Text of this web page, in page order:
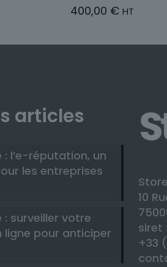
400,00 € HT
articles
: l’e-réputation, un
les entreprises
: surveiller votre
ligne pour anticiper
10
siret
+33